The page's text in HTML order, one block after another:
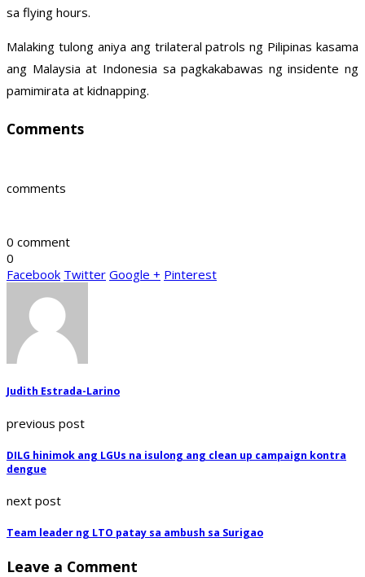
sa flying hours.
Malaking tulong aniya ang trilateral patrols ng Pilipinas kasama
ang Malaysia at Indonesia sa pagkakabawas ng insidente ng
pamimirata at kidnapping.
Comments
comments
0 comment
0
Facebook Twitter Google + Pinterest
Judith Estrada-Larino
previous post
DILG hinimok ang LGUs na isulong ang clean up campaign kontra
dengue
next post
Team leader ng LTO patay sa ambush sa Surigao
Leave a Comment